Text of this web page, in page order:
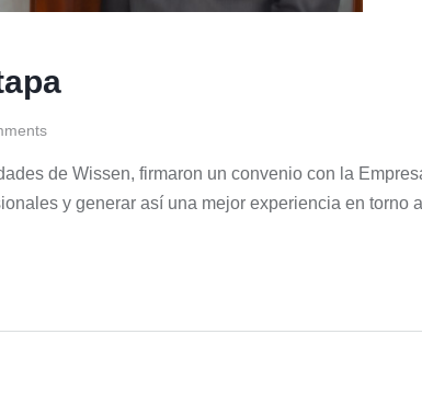
de Wissen, firmaron un convenio con la
y generar así una mejor experiencia en torno